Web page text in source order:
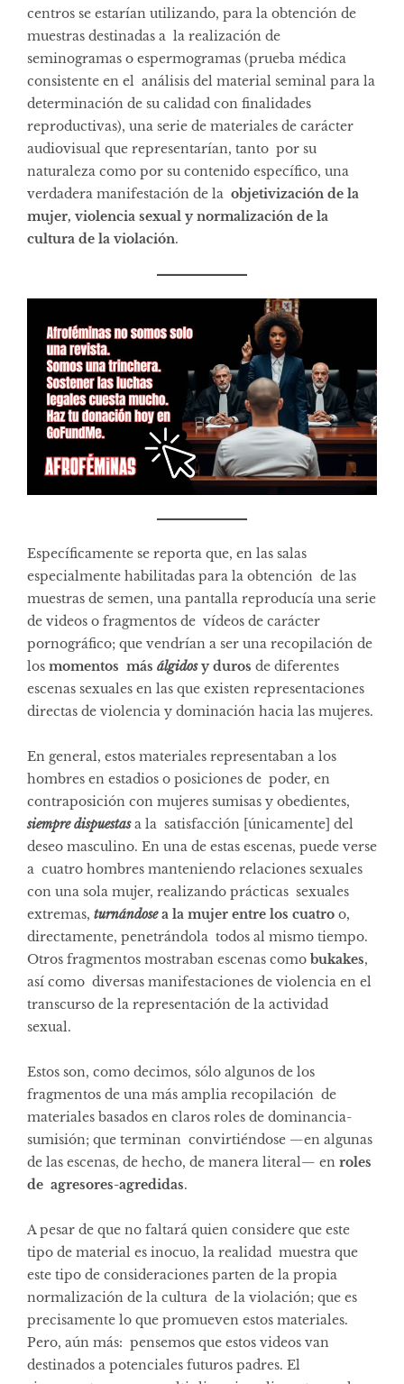
centros se estarían utilizando, para la obtención de
muestras destinadas a la realización de
seminogramas o espermogramas (prueba médica
consistente en el análisis del material seminal para la
determinación de su calidad con finalidades
reproductivas), una serie de materiales de carácter
audiovisual que representarían, tanto por su
naturaleza como por su contenido específico, una
verdadera manifestación de la objetivización de la
mujer, violencia sexual y normalización de la
cultura de la violación.
Específicamente se reporta que, en las salas
especialmente habilitadas para la obtención de las
muestras de semen, una pantalla reproducía una serie
de videos o fragmentos de vídeos de carácter
pornográfico; que vendrían a ser una recopilación de
los momentos más álgidosy duros de diferentes
escenas sexuales en las que existen representaciones
directas de violencia y dominación hacia las mujeres.
En general, estos materiales representaban a los
hombres en estadios o posiciones de poder, en
contraposición con mujeres sumisas y obedientes,
siempre dispuestas a la satisfacción [únicamente] del
deseo masculino. En una de estas escenas, puede verse
a cuatro hombres manteniendo relaciones sexuales
con una sola mujer, realizando prácticas sexuales
extremas, turnándosea la mujer entre los cuatro o,
directamente, penetrándola todos al mismo tiempo.
Otros fragmentos mostraban escenas como bukakes,
así como diversas manifestaciones de violencia en el
transcurso de la representación de la actividad
sexual.
Estos son, como decimos, sólo algunos de los
fragmentos de una más amplia recopilación de
materiales basados en claros roles de dominancia-
sumisión; que terminan convirtiéndose —en algunas
de las escenas, de hecho, de manera literal— en roles
de agresores-agredidas.
A pesar de que no faltará quien considere que este
tipo de material es inocuo, la realidad muestra que
este tipo de consideraciones parten de la propia
normalización de la cultura de la violación; que es
precisamente lo que promueven estos materiales.
Pero, aún más: pensemos que estos videos van
destinados a potenciales futuros padres. El